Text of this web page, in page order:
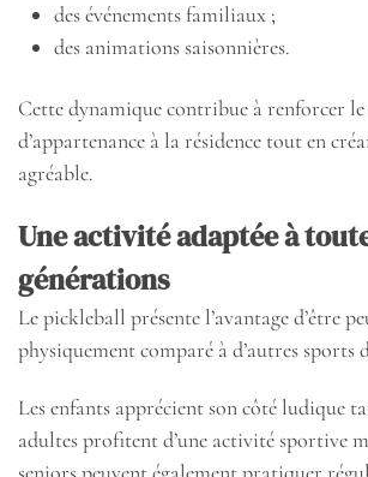
des événements familiaux ;
des animations saisonnières.
Cette dynamique contribue à renforcer
d’appartenance à la résidence tout en
agréable.
Une activité adaptée à
générations
Le pickleball présente l’avantage d’être
physiquement comparé à d’autres sports
Les enfants apprécient son côté ludique
adultes profitent d’une activité sportive